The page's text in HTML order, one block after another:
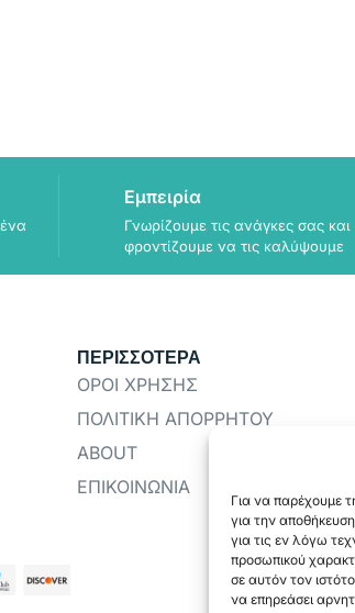
Για να παρέχουμε
για την
για τις εν λόγω
προσωπικού
σε αυτόν τον
να επηρεάσει
Εμπειρία
Γνωρίζουμε τις ανάγκες σας και
φροντίζουμε να τις καλύψουμε
ΠΕΡΙΣΣΟΤΕΡΑ
ΟΡΟΙ ΧΡΗΣΗΣ
ΠΟΛΙΤΙΚΗ ΑΠΟΡΡΗΤΟΥ
ABOUT
ΕΠΙΚΟΙΝΩΝΙΑ